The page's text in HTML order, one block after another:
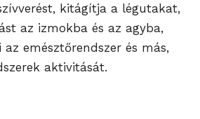
kitágítja a légutakat,
az izmokba és az agyba,
emésztőrendszer és más,
aktivitását.